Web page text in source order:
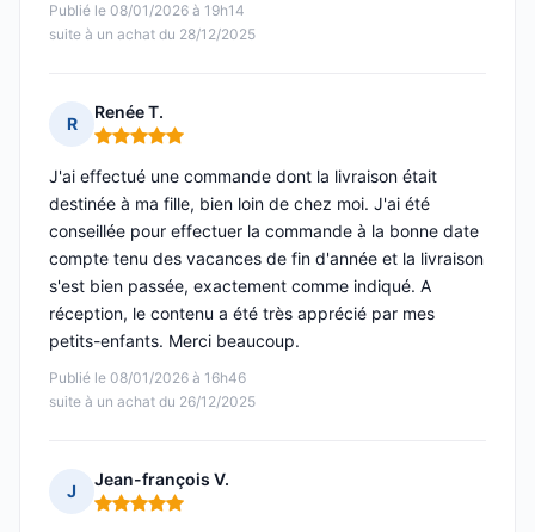
Publié le 08/01/2026 à 19h14
suite à un achat du 28/12/2025
R
Renée T.
Note : 5 sur 5
Publié le 08/01/2026 à 16h46
suite à un achat du 26/12/2025
J'ai effectué une commande dont la livraison était
destinée à ma fille, bien loin de chez moi. J'ai été
conseillée pour effectuer la commande à la bonne date
compte tenu des vacances de fin d'année et la livraison
s'est bien passée, exactement comme indiqué. A
réception, le contenu a été très apprécié par mes
petits-enfants. Merci beaucoup.
J
Jean-françois V.
Note : 5 sur 5